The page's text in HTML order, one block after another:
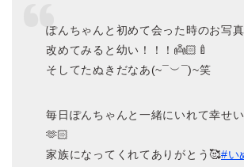
ぽんちゃんと初めて会った時のお写
改めてみると幼い！！！👼🏻🍼
そしてたぬきだなあ(~¯︶¯)~笑
毎日ぽんちゃんと一緒にいれて幸せ
🫶🏻
家族になってくれてありがとう🥰#い